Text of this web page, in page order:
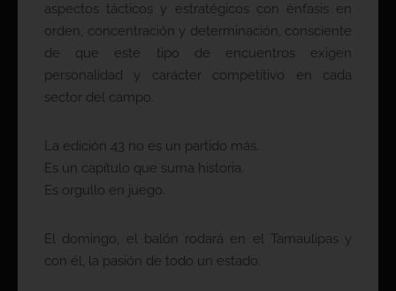
aspectos tácticos y estratégicos con énfasis en
orden, concentración y determinación, consciente
de que este tipo de encuentros exigen
personalidad y carácter competitivo en cada
sector del campo.
La edición 43 no es un partido más.
Es un capítulo que suma historia.
Es orgullo en juego.
El domingo, el balón rodará en el Tamaulipas y
con él, la pasión de todo un estado.